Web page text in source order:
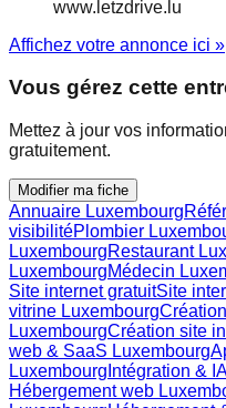
www.letzdrive.lu
Affichez votre annonce ici »
Vous gérez cette
Mettez à jour vos
gratuitement.
Modifier ma fiche
Annuaire Luxembourg
visibilitéPlombier
LuxembourgRestaurant
LuxembourgMédecin
Site internet gratuitSite
vitrine Luxembourg
LuxembourgCréation site
web & SaaS Luxembourg
Luxembourg Intégration &
Hébergement web